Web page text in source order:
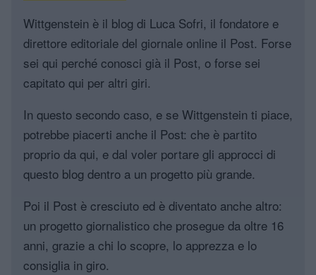
Wittgenstein è il blog di Luca Sofri, il fondatore e
direttore editoriale del giornale online il Post. Forse
sei qui perché conosci già il Post, o forse sei
capitato qui per altri giri.
In questo secondo caso, e se Wittgenstein ti piace,
potrebbe piacerti anche il Post: che è partito
proprio da qui, e dal voler portare gli approcci di
questo blog dentro a un progetto più grande.
Poi il Post è cresciuto ed è diventato anche altro:
un progetto giornalistico che prosegue da oltre 16
anni, grazie a chi lo scopre, lo apprezza e lo
consiglia in giro.